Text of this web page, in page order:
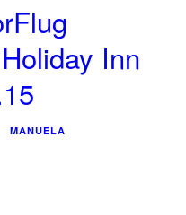
Inn
MANUELA